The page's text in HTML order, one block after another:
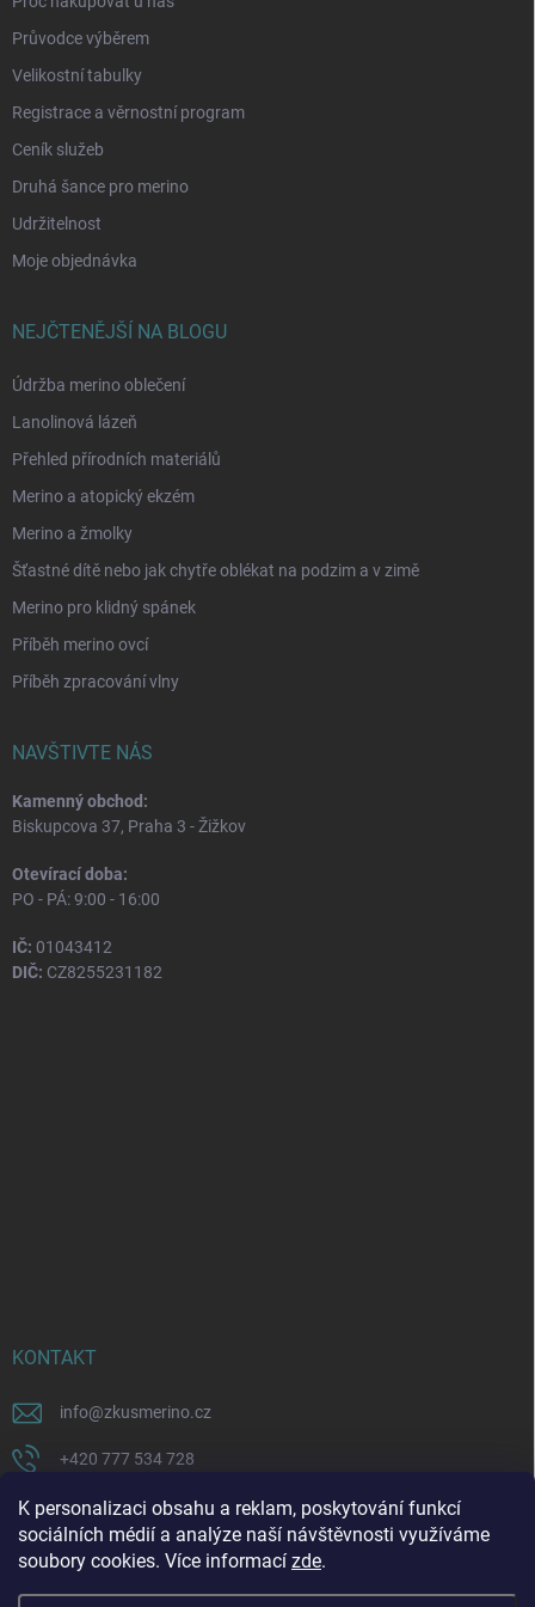
K personalizaci obsahu a reklam, poskytování funkcí
sociálních médií a analýze naší návštěvnosti využíváme
soubory cookies. Více informací zde.
Průvodce výběrem
Velikostní tabulky
Registrace a věrnostní program
Ceník služeb
Druhá šance pro merino
Udržitelnost
Moje objednávka
NEJČTENĚJŠÍ NA BLOGU
Údržba merino oblečení
Lanolinová lázeň
Přehled přírodních materiálů
Merino a atopický ekzém
Merino a žmolky
Šťastné dítě nebo jak chytře oblékat na podzim a v zimě
Merino pro klidný spánek
Příběh merino ovcí
Příběh zpracování vlny
NAVŠTIVTE NÁS
Kamenný obchod:
Biskupcova 37, Praha 3 - Žižkov
Otevírací doba:
PO - PÁ: 9:00 - 16:00
IČ: 01043412
DIČ: CZ8255231182
KONTAKT
info@zkusmerino.cz
+420 777 534 728
https://www.facebook.com/zkusmerino/
zkusmerino.cz